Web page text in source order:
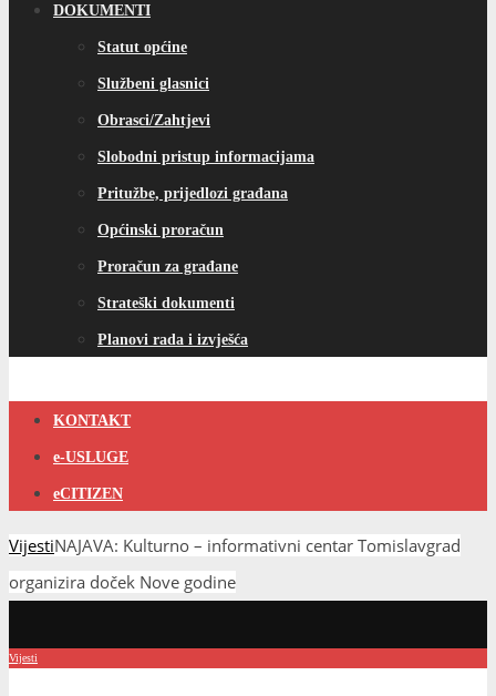
DOKUMENTI
Statut općine
Službeni glasnici
Obrasci/Zahtjevi
Slobodni pristup informacijama
Pritužbe, prijedlozi građana
Općinski proračun
Proračun za građane
Strateški dokumenti
Planovi rada i izvješća
KONTAKT
e-USLUGE
eCITIZEN
VijestiNAJAVA: Kulturno – informativni centar Tomislavgrad
organizira doček Nove godine
Vijesti